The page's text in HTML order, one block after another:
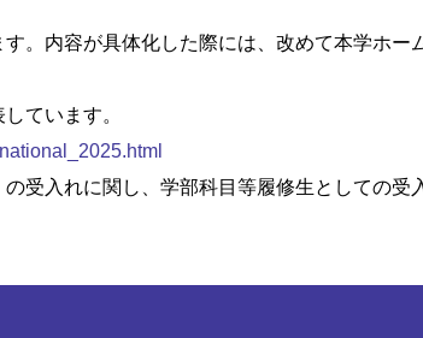
。内容が具体化した際には、改めて本学ホー
ています。
受入れに関し、学部科目等履修生としての受